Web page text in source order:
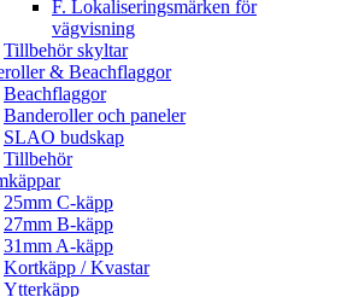
F. Lokaliseringsmärken för
vägvisning
Tillbehör skyltar
& Beachflaggor
Beachflaggor
Banderoller och paneler
SLAO budskap
Tillbehör
25mm C-käpp
27mm B-käpp
31mm A-käpp
Kortkäpp / Kvastar
Ytterkäpp